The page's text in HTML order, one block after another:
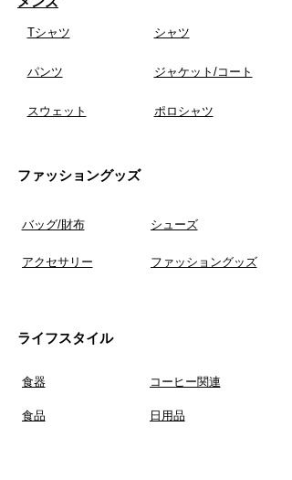
Tシャツ
​パンツ
スウェット
​シャツ
​ジャケット/コート
ポロシャツ
ファッショングッズ
​バッグ/財布
アクセサリー
シューズ
ファッショングッズ
ライフスタイル
食器
​食品
コーヒー関連
日用品